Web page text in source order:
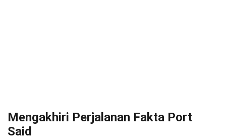
Mengakhiri Perjalanan Fakta Port
Said